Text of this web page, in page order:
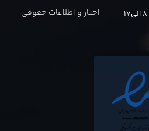
اخبار و اطلاعات حقوقی